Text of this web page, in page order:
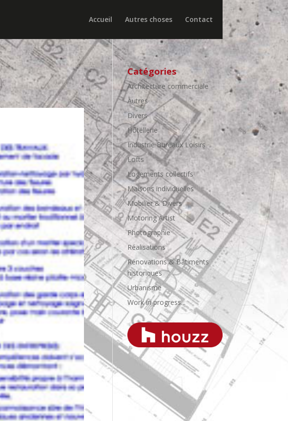
Accueil Autres choses Contact
Catégories
Architecture commerciale
Autres
Divers
Hôtellerie
Industrie Bureaux Loisirs
Lofts
Logements collectifs
Maisons individuelles
Mobilier & Divers
Motoring Artist
Photographie
Réalisations
Rénovations & Bâtiments
historiques
Urbanisme
Work in progress...